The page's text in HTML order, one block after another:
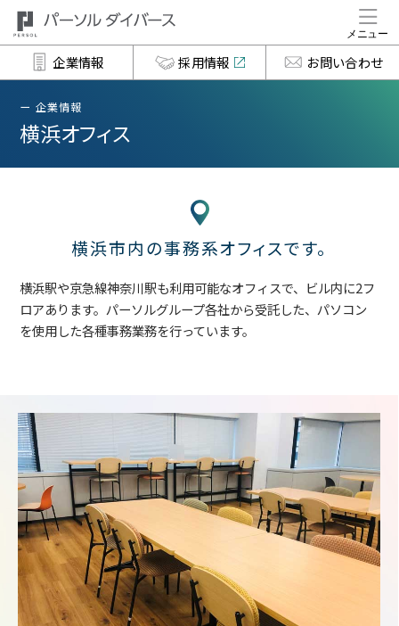
企業情報 採用情報 お問い合わせ
企業情報
横浜オフィス
横浜市内の事務系オフィスです。
横浜駅や京急線神奈川駅も利用可能なオフィスで、ビル内に2フ
ロアあります。パーソルグループ各社から受託した、パソコン
を使用した各種事務業務を行っています。